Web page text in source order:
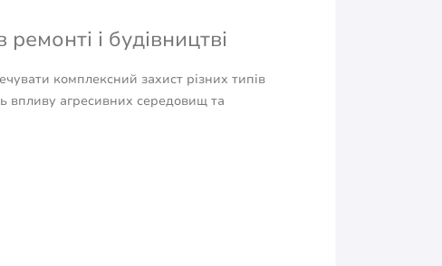
і будівництві
комплексний захист різних типів
впливу агресивних середовищ та